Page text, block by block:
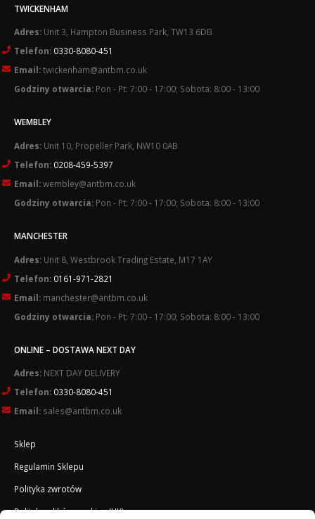
TWICKENHAM
Adres: Unit 3, Hampton Business Park, TW13 6DB
Telefon: 0330-8080-451
Email:twickenham@antbm.co.uk
Godziny otwarcia: Pon - Pt: 7:00 - 17:00; Sobota: 8:00 - 13:00
WEMBLEY
Adres: Unit 10, Propeller Park, NW10 0AB
Telefon: 0208-459-5397
Email:wembley@antbm.co.uk
Godziny otwarcia: Pon - Pt: 7:00 - 17:00; Sobota: 8:00 - 13:00
MANCHESTER
Adres: Unit 8, Westbrook Trading Estate, M17 1AY
Telefon: 0161-971-2821
Email: manchester@antbm.co.uk
Godziny otwarcia: Pon - Pt: 7:00 - 17:00; Sobota: 8:00 - 13:00
ONLINE – DOSTAWA NEXT DAY
Adres: NEXT DAY DELIVERY
Telefon: 0330-8080-451
Email: sales@antbm.co.uk
Sklep
Regulamin Sklepu
Polityka zwrotów
Polityka plików cookies (UK)